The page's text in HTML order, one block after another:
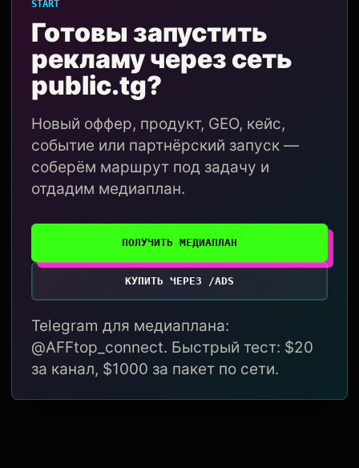
START
Готовы запустить
рекламу через сеть
public.tg?
Новый оффер, продукт, GEO, кейс,
событие или партнёрский запуск —
соберём маршрут под задачу и
отдадим медиаплан.
ПОЛУЧИТЬ МЕДИАПЛАН
КУПИТЬ ЧЕРЕЗ /ADS
Telegram для медиаплана:
@AFFtop_connect. Быстрый тест: $20
за канал, $1000 за пакет по сети.